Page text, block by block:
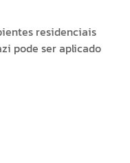
residenciais
pode ser aplicado